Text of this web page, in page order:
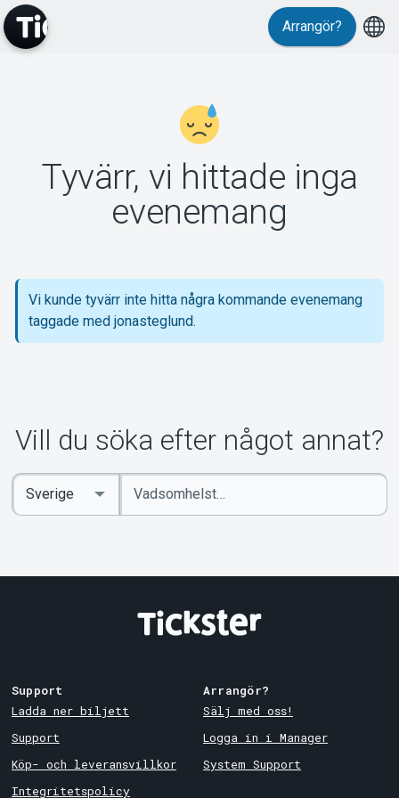
Support
Om Tickster
Arrangör?
Tyvärr, vi hittade inga
evenemang
Vi kunde tyvärr inte hitta några kommande evenemang
taggade med jonasteglund.
Vill du söka efter något annat?
Ange
sökord
Select
Country
Support
Ladda ner biljett
Support
Köp- och leveransvillkor
Integritetspolicy
Arrangör?
Sälj med oss!
Logga in i Manager
System Support